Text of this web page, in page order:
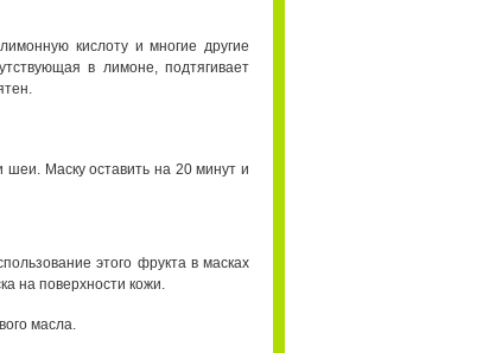
кислоту и многие другие
в лимоне, подтягивает
Маску оставить на 20 минут и
этого фрукта в масках
на поверхности кожи.
масла.